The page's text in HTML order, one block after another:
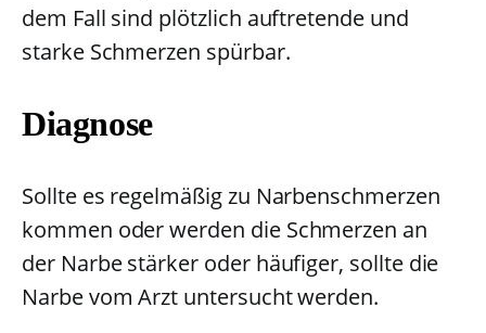
dem Fall sind plötzlich auftretende und
starke Schmerzen spürbar.
Diagnose
Sollte es regelmäßig zu Narbenschmerzen
kommen oder werden die Schmerzen an
der Narbe stärker oder häufiger, sollte die
Narbe vom Arzt untersucht werden.